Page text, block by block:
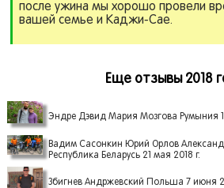
после ужина мы хорошо провели
вашей семье и Каджи-Сае.
Еще отзывы 2018
Эндре Дэвид Мария Мозгова Румыния
Вадим Сасонкин Юрий Орлов
Республика Беларусь 21 мая 2018 г.
Збигнев Андржевский Польша 7 июня